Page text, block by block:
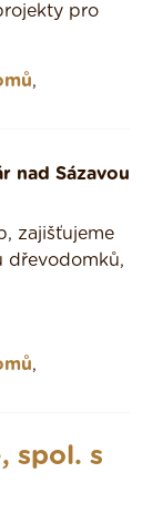
pro
,
nad Sázavou
zajišťujeme
dřevodomků,
,
spol. s